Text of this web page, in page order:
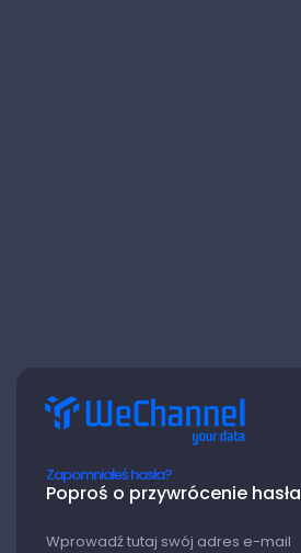
Zapomniałeś hasła?
Poproś o przywrócenie hasła
Wprowadź tutaj swój adres e-mail